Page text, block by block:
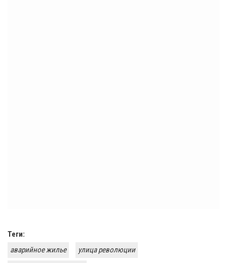
Теги:
аварийное жилье
улица революции